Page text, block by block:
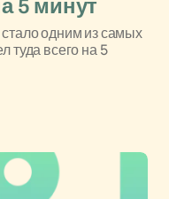
5 минут
одним из самых
туда всего на 5